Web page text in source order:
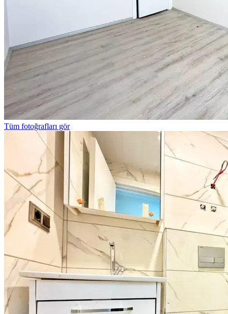
Tüm fotoğrafları gör